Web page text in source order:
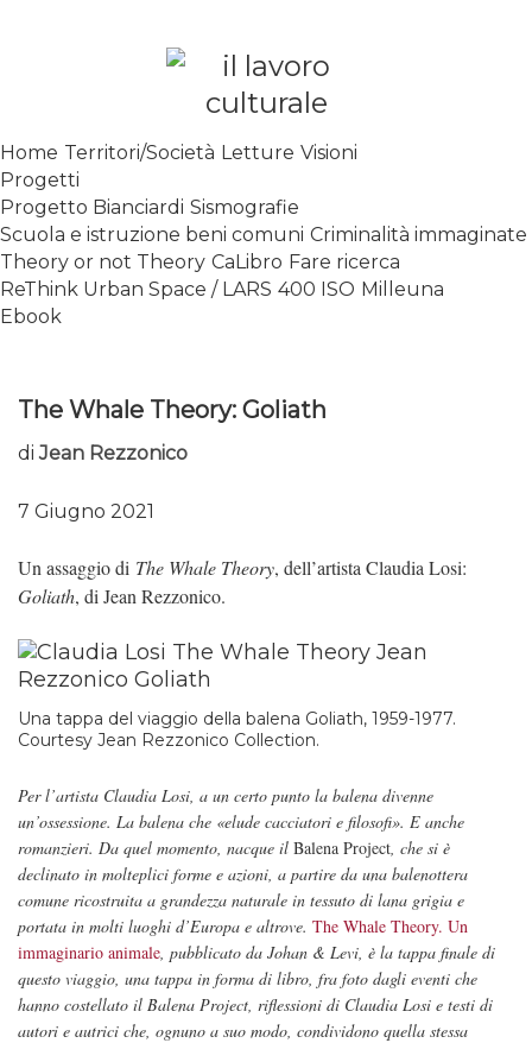
SPALANCARE LE FINESTRE DEI
CONTEMPORANEO
Home Territori/Società Letture Visioni
Progetti
Progetto Bianciardi Sismografie
Scuola e istruzione beni comuni Criminalità immaginate
Theory or not Theory CaLibro Fare ricerca
ReThink Urban Space / LARS 400 ISO Milleuna
Ebook
The Whale Theory: Goliath
di Jean Rezzonico
7 Giugno 2021
Un assaggio di The Whale Theory, dell’artista Claudia Losi:
Goliath, di Jean Rezzonico.
Una tappa del viaggio della balena Goliath, 1959-1977.
Courtesy Jean Rezzonico Collection.
Per l’artista Claudia Losi, a un certo punto la balena divenne
un’ossessione. La balena che «elude cacciatori e filosofi». E anche
romanzieri. Da quel momento, nacque il Balena Project , che si è
declinato in molteplici forme e azioni, a partire da una balenottera
comune ricostruita a grandezza naturale in tessuto di lana grigia e
portata in molti luoghi d’Europa e altrove. The Whale Theory. Un
immaginario animale , pubblicato da Johan & Levi, è la tappa finale di
questo viaggio, una tappa in forma di libro, fra foto dagli eventi che
hanno costellato il Balena Project, riflessioni di Claudia Losi e testi di
autori e autrici che, ognuno a suo modo, condividono quella stessa